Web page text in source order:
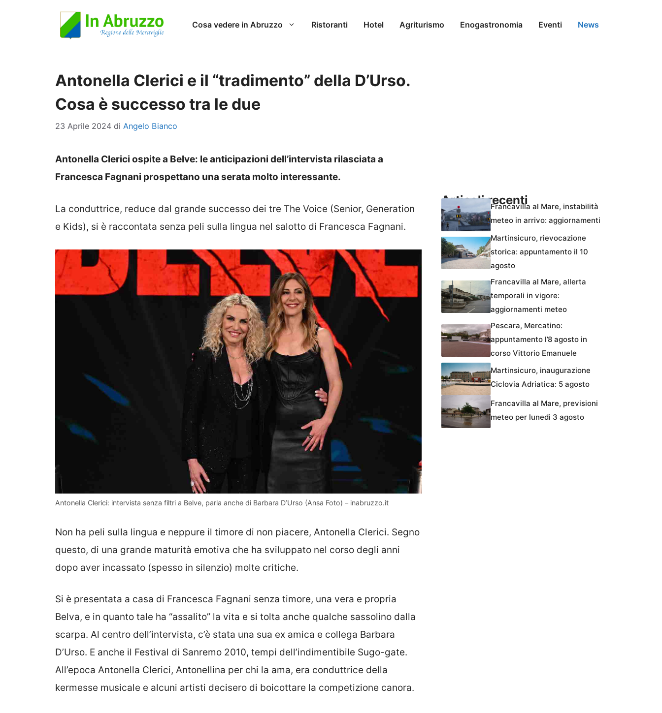
Cosa vedere in Abruzzo Ristoranti Hotel Agriturismo Enogastronomia Eventi News
Antonella Clerici e il “tradimento” della D’Urso.
Cosa è successo tra le due
23 Aprile 2024 di Angelo Bianco
Antonella Clerici ospite a Belve: le anticipazioni dell’intervista rilasciata a
Francesca Fagnani prospettano una serata molto interessante.
La conduttrice, reduce dal grande successo dei tre The Voice (Senior, Generation
e Kids), si è raccontata senza peli sulla lingua nel salotto di Francesca Fagnani.
Antonella Clerici: intervista senza filtri a Belve, parla anche di Barbara D’Urso (Ansa Foto) – inabruzzo.it
Non ha peli sulla lingua e neppure il timore di non piacere, Antonella Clerici. Segno
questo, di una grande maturità emotiva che ha sviluppato nel corso degli anni
dopo aver incassato (spesso in silenzio) molte critiche.
Si è presentata a casa di Francesca Fagnani senza timore, una vera e propria
Belva, e in quanto tale ha “assalito” la vita e si tolta anche qualche sassolino dalla
scarpa. Al centro dell’intervista, c’è stata una sua ex amica e collega Barbara
D’Urso. E anche il Festival di Sanremo 2010, tempi dell’indimentibile Sugo-gate.
All’epoca Antonella Clerici, Antonellina per chi la ama, era conduttrice della
kermesse musicale e alcuni artisti decisero di boicottare la competizione canora.
Articoli recentiFrancavilla al Mare, instabilità
meteo in arrivo: aggiornamenti
Martinsicuro, rievocazione
storica: appuntamento il 10
agosto
Francavilla al Mare, allerta
temporali in vigore:
aggiornamenti meteo
Pescara, Mercatino:
appuntamento l’8 agosto in
corso Vittorio Emanuele
Martinsicuro, inaugurazione
Ciclovia Adriatica: 5 agosto
Francavilla al Mare, previsioni
meteo per lunedì 3 agosto